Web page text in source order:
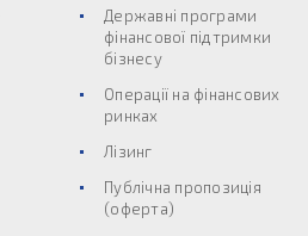
Державні програми
фінансової підтримки
бізнесу
Операції на фінансових
ринках
Лізинг
Публічна пропозиція
(оферта)